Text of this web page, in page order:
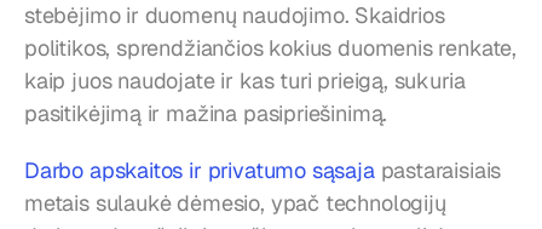
stebėjimo ir duomenų naudojimo. Skaidrios
politikos, sprendžiančios kokius duomenis renkate,
kaip juos naudojate ir kas turi prieigą, sukuria
pasitikėjimą ir mažina pasipriešinimą.
Darbo apskaitos ir privatumo sąsaja pastaraisiais
metais sulaukė dėmesio, ypač technologijų